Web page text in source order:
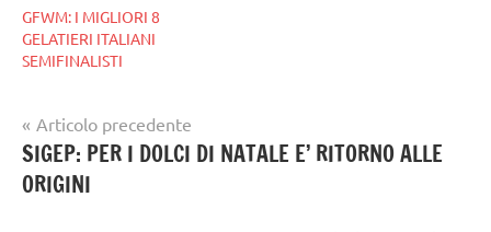
GFWM: I MIGLIORI 8
GELATIERI ITALIANI
SEMIFINALISTI
gelataio,
gelateria,
gelato
artigianale
Navigazione
articoli
Articolo precedente
SIGEP: PER I DOLCI DI NATALE E’ RITORNO ALLE
ORIGINI